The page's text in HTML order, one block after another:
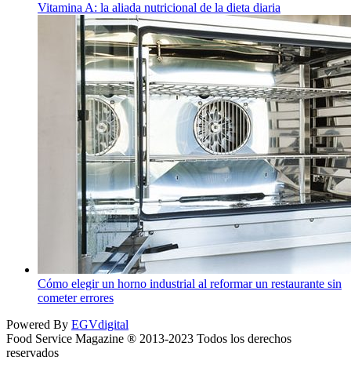
Vitamina A: la aliada nutricional de la dieta diaria
Cómo elegir un horno industrial al reformar un restaurante sin
cometer errores
Powered By EGVdigital
Food Service Magazine ® 2013-2023 Todos los derechos
reservados